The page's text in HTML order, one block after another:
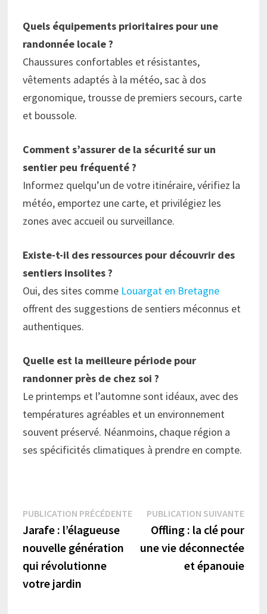
Quels équipements prioritaires pour une
randonnée locale ?
Chaussures confortables et résistantes,
vêtements adaptés à la météo, sac à dos
ergonomique, trousse de premiers secours, carte
et boussole.
Comment s’assurer de la sécurité sur un
sentier peu fréquenté ?
Informez quelqu’un de votre itinéraire, vérifiez la
météo, emportez une carte, et privilégiez les
zones avec accueil ou surveillance.
Existe-t-il des ressources pour découvrir des
sentiers insolites ?
Oui, des sites comme Louargat en Bretagne
offrent des suggestions de sentiers méconnus et
authentiques.
Quelle est la meilleure période pour
randonner près de chez soi ?
Le printemps et l’automne sont idéaux, avec des
températures agréables et un environnement
souvent préservé. Néanmoins, chaque région a
ses spécificités climatiques à prendre en compte.
Navigation
de
l’article
PUBLICATION PRÉCÉDENTEPublication
précédente :
Jarafe : l’élagueuse
nouvelle génération
qui révolutionne
votre jardin
PUBLICATION SUIVANTE
Offling : la clé pour
une vie déconnectée
et épanouie